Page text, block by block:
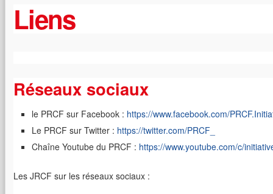
Liens
Réseaux sociaux
le PRCF sur Facebook : https://www.facebook.com/
Le PRCF sur Twitter : https://twitter.com/PRCF_
Chaîne Youtube du PRCF : https://www.youtube.com/c/
Les JRCF sur les réseaux sociaux :